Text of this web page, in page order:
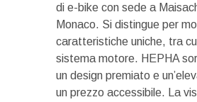
di e-bike con sede a
Monaco. Si distingue per
caratteristiche uniche, tra
sistema motore. HEPHA
un design premiato e
un prezzo accessibile. La